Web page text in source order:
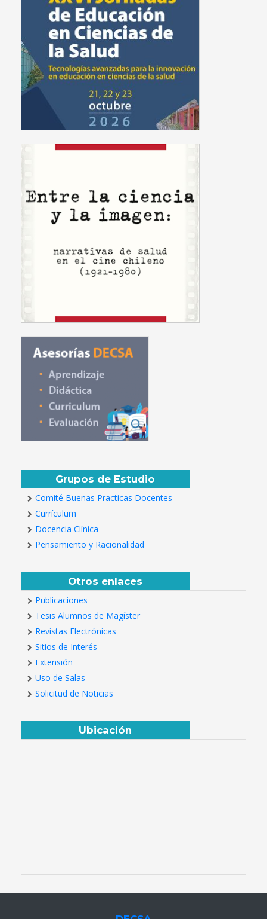
Grupos de Estudio
Comité Buenas Practicas Docentes
Currículum
Docencia Clínica
Pensamiento y Racionalidad
Otros enlaces
Publicaciones
Tesis Alumnos de Magíster
Revistas Electrónicas
Sitios de Interés
Extensión
Uso de Salas
Solicitud de Noticias
Ubicación